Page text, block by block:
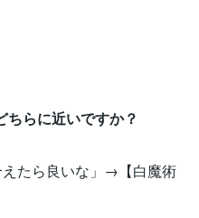
ちらに近いですか？
たら良いな」→【白魔術